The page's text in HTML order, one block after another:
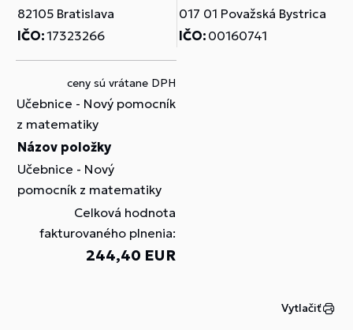
82105 Bratislava
IČO:17323266
017 01 Považská Bystrica
IČO: 00160741
ceny sú vrátane DPH
Učebnice - Nový pomocník
z matematiky
Názov položky
Učebnice - Nový
pomocník z matematiky
Celková hodnota
fakturovaného plnenia:
244,40 EUR
Vytlačiť